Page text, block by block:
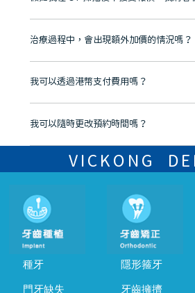
至今已服務超過三十個國家和地區的顧客，受
市市民極高的口碑評價及信任推薦 珠海、深圳
有咨詢及服務保障中心，有任何問題都可以隨
不會！只要未開始實際服務之前，你不會被收
治療過程中，會出現額外加價的情況嗎？
不會，治療前我們會詳細說明治療方案及對應
我可以透過港幣支付費用嗎？
可以。維港口腔會按照當日匯率轉算收取費用
我可以隨時更改預約時間嗎？
可以，請盡早通過wechat或whatsapp聯絡我
的時間及資料，並且重新預約的日期及時段
VICKONG
種牙
門牙缺失
隱形箍牙
牙齒擁擠